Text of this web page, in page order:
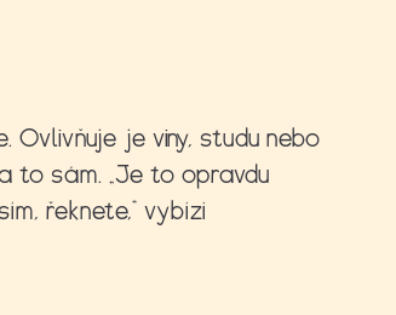
Ovlivňuje je viny, studu nebo
to sám. „Je to opravdu
řeknete,“ vybízí